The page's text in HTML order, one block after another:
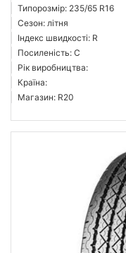
Типорозмір: 235/65 R16
Сезон: літня
Індекс швидкості: R
Посиленість: C
Рік виробництва:
Країна:
Магазин: R20